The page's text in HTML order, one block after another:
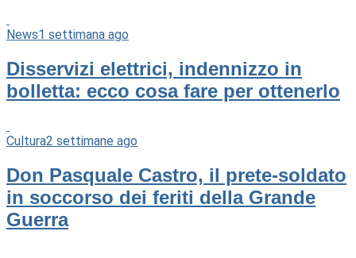
News1 settimana ago
Disservizi elettrici, indennizzo in
bolletta: ecco cosa fare per ottenerlo
Cultura2 settimane ago
Don Pasquale Castro, il prete-soldato
in soccorso dei feriti della Grande
Guerra